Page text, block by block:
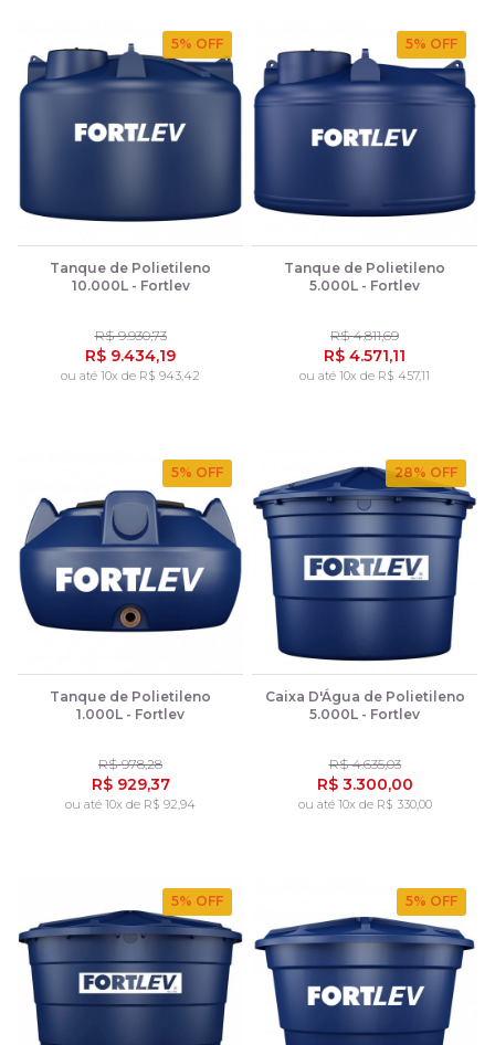
5% OFF
Tanque de Polietileno
10.000L - Fortlev
R$ 9.930,73
R$ 9.434,19
ou até 10x de R$ 943,42
5% OFF
Tanque de Polietileno
5.000L - Fortlev
R$ 4.811,69
R$ 4.571,11
ou até 10x de R$ 457,11
5% OFF
Tanque de Polietileno
1.000L - Fortlev
R$ 978,28
R$ 929,37
ou até 10x de R$ 92,94
28% OFF
Caixa D'Água de Polietileno
5.000L - Fortlev
R$ 4.635,03
R$ 3.300,00
ou até 10x de R$ 330,00
5% OFF 5% OFF